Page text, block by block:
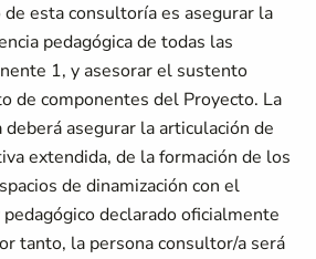
esta consultoría es asegurar la
pedagógica de todas las
1, y asesorar el sustento
de componentes del Proyecto. La
asegurar la articulación de
extendida, de la formación de los
de dinamización con el
declarado oficialmente
tanto, la persona consultor/a será